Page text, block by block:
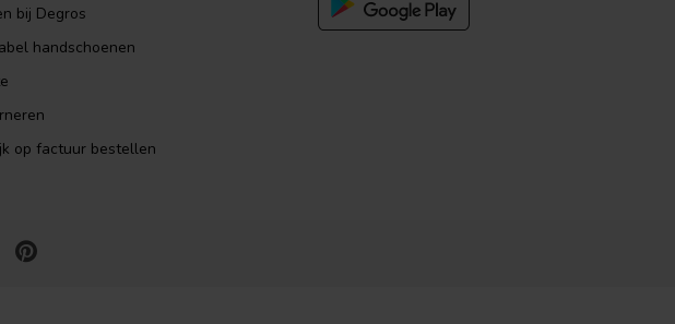
bij Degros
handschoenen
op factuur bestellen